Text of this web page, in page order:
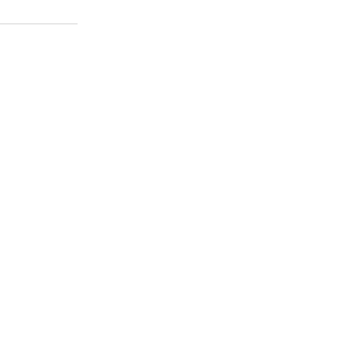
DEL YOGA
PROMOVIENDO EL RESPETO Y LA INCLUSIÓN DESDE LA